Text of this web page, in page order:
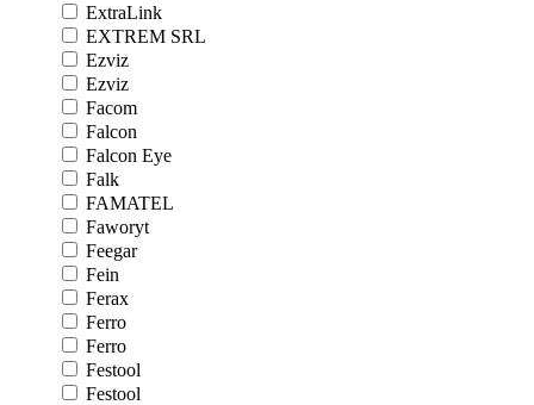
ExtraLink
EXTREM SRL
Ezviz
Ezviz
Facom
Falcon
Falcon Eye
Falk
FAMATEL
Faworyt
Feegar
Fein
Ferax
Ferro
Ferro
Festool
Festool